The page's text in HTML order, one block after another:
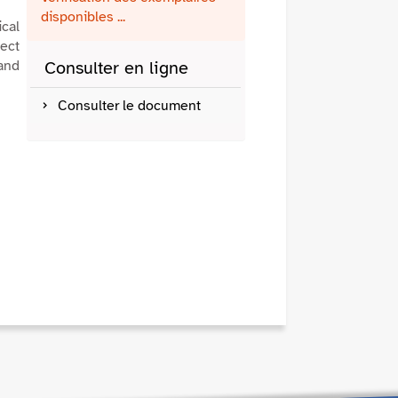
disponibles ...
Consulter en ligne
Consulter le document